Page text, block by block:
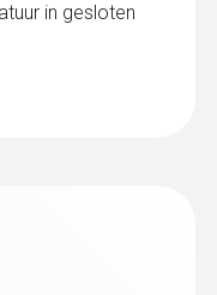
in gesloten